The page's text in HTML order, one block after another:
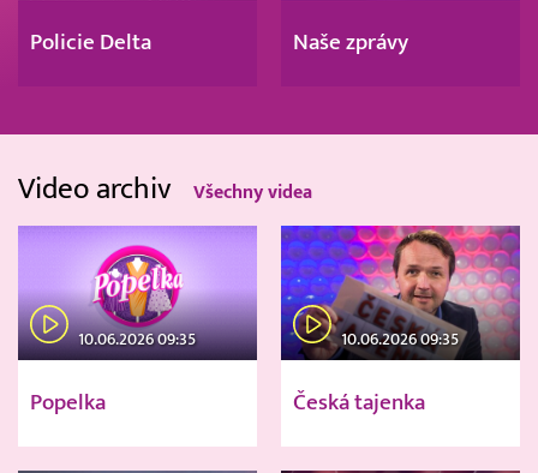
Policie Delta Naše zprávy
Video archiv Všechny videa
10.06.2026 09:35
Popelka
10.06.2026 09:35
Česká tajenka